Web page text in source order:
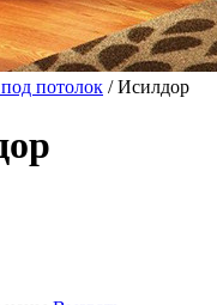
потолок / Исилдор